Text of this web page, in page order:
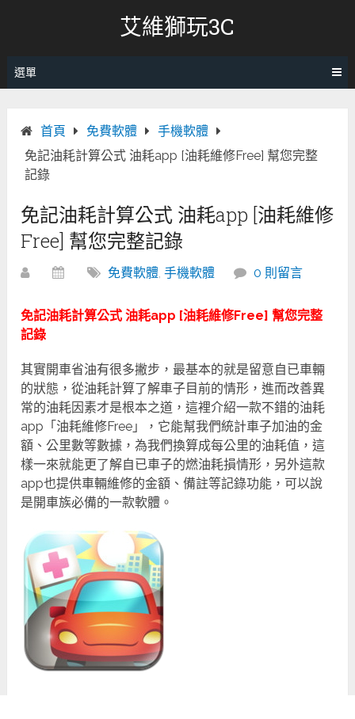
艾維獅玩3C
選單
首頁 免費軟體
手機軟體
免記油耗計算公式 油耗app [油耗維修Free] 幫您完整
記錄
免記油耗計算公式 油耗app [油耗維修
Free] 幫您完整記錄
免費軟體,手機軟體 0 則留言
免記油耗計算公式 油耗app [油耗維修Free] 幫您完整
記錄
其實開車省油有很多撇步，最基本的就是留意自已車輛
的狀態，從油耗計算了解車子目前的情形，進而改善異
常的油耗因素才是根本之道，這裡介紹一款不錯的油耗
app「油耗維修Free」，它能幫我們統計車子加油的金
額、公里數等數據，為我們換算成每公里的油耗值，這
樣一來就能更了解自已車子的燃油耗損情形，另外這款
app也提供車輛維修的金額、備註等記錄功能，可以說
是開車族必備的一款軟體。